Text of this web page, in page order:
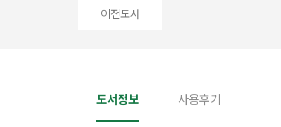
이전도서
도서정보 사용후기